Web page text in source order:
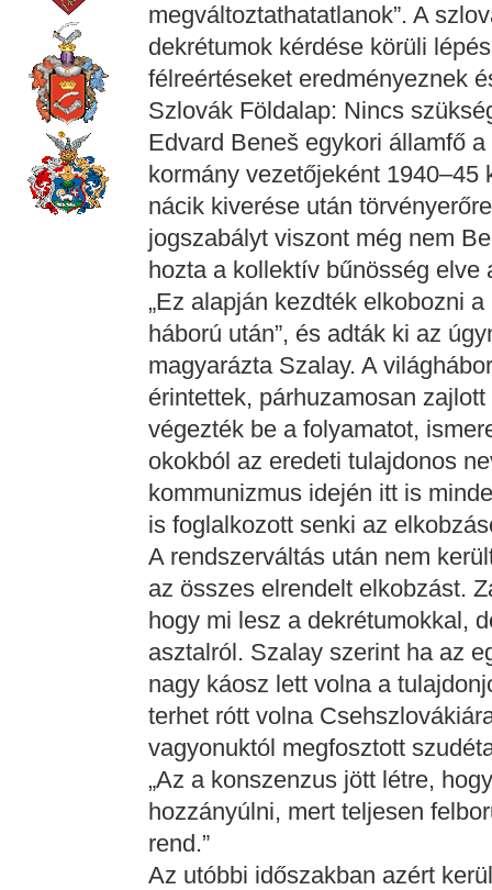
megváltoztathatatlanok”. A
dekrétumok kérdése körüli
félreértéseket eredményeznek
Szlovák Földalap: Nincs
Edvard Beneš egykori államfő
kormány vezetőjeként
nácik kiverése után
jogszabályt viszont még nem
hozta a kollektív bűnösség elve
„Ez alapján kezdték elkobozni
háború után”, és adták ki az
magyarázta Szalay. A
érintettek, párhuzamosan
végezték be a folyamatot,
okokból az eredeti tulajdonos
kommunizmus idején itt is
is foglalkozott senki az
A rendszerváltás után nem
az összes elrendelt elkobzást.
hogy mi lesz a dekrétumokkal,
asztalról. Szalay szerint ha az
nagy káosz lett volna a
terhet rótt volna
vagyonuktól megfosztott
„Az a konszenzus jött létre,
hozzányúlni, mert teljesen
rend.”
Az utóbbi időszakban azért